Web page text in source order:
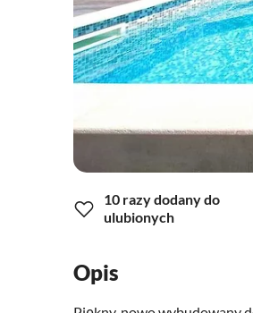
10 razy dodany do
ulubionych
Opis